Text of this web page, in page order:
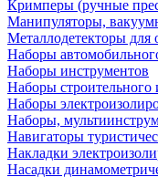
Кримперы (ручные
Манипуляторы,
Металлодетекторы для
Наборы
Наборы инструментов
Наборы строительного
Наборы
Наборы,
Навигаторы
Накладки
Насадки